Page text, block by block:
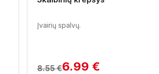
Įvairių spalvų.
8.55 €6.99 €